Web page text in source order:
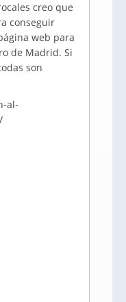
creo que
conseguir
web para
de Madrid. Si
son
al-